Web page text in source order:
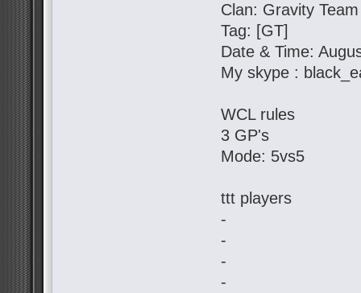
Clan: Gravity Team
Tag: [GT]
Date & Time:
My skype :
WCL rules
3 GP's
Mode: 5vs5
ttt players
-
-
-
-